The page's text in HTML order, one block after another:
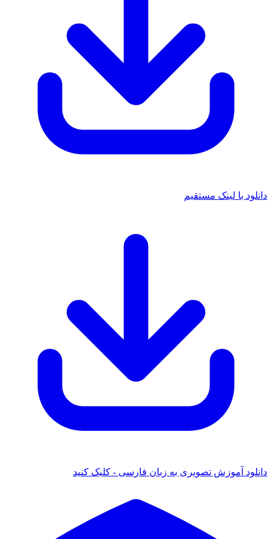
با لینک مستقیم
آموزش تصویری به زبان فارسی - کلیک کنید